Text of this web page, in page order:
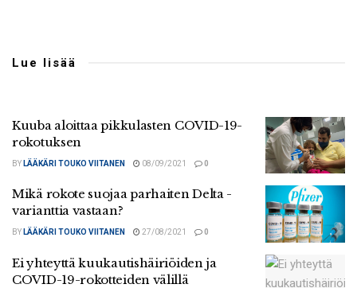
Lue lisää
Kuuba aloittaa pikkulasten COVID-19-
rokotuksen
BY LÄÄKÄRI TOUKO VIITANEN 08/09/2021 0
Mikä rokote suojaa parhaiten Delta -
varianttia vastaan?
BY LÄÄKÄRI TOUKO VIITANEN 27/08/2021 0
Ei yhteyttä kuukautishäiriöiden ja
COVID-19-rokotteiden välillä